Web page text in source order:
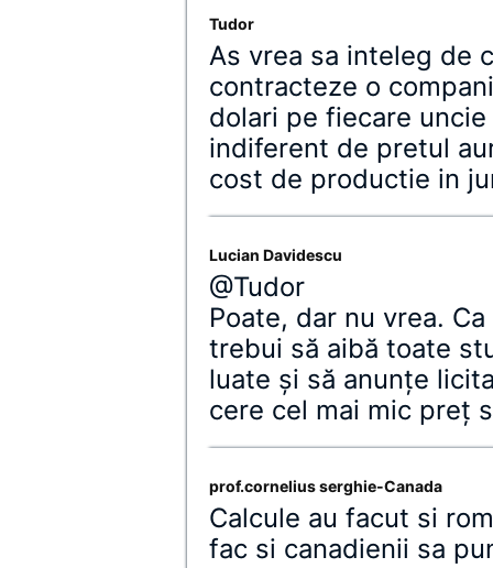
Tudor
As vrea sa inteleg de
contracteze o
dolari pe fiecare
indiferent de pretul
cost de productie in
Lucian Davidescu
@Tudor
Poate, dar nu vrea.
trebui să aibă toate
luate şi să anunţe
cere cel mai mic preţ
prof.cornelius serghie-Canada
Calcule au facut si
fac si canadienii sa